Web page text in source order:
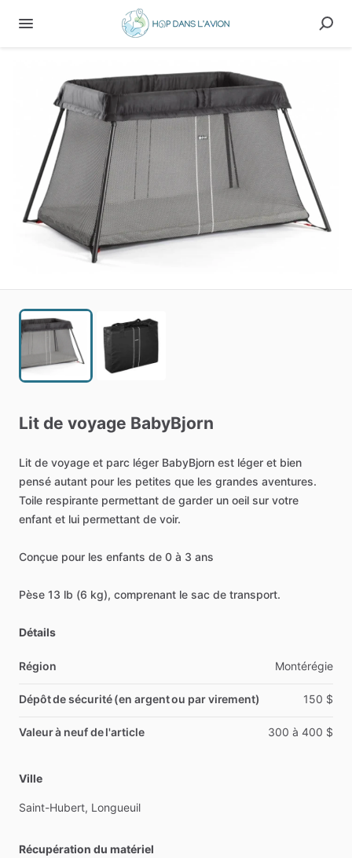
Lit de voyage BabyBjorn
Lit de voyage et parc léger BabyBjorn est léger et bien
pensé autant pour les petites que les grandes aventures.
Toile respirante permettant de garder un oeil sur votre
enfant et lui permettant de voir.
Conçue pour les enfants de 0 à 3 ans
Pèse 13 lb (6 kg), comprenant le sac de transport.
Détails
Région Montérégie
Dépôt de sécurité (en argent ou par virement) 150 $
Valeur à neuf de l'article 300 à 400 $
Ville
Saint-Hubert, Longueuil
Récupération du matériel